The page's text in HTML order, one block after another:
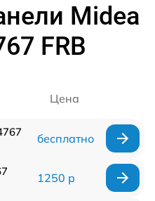
Midea
FRB
Цена
бесплатно
1250 р